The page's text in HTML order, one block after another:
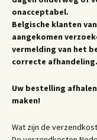
onacceptabel.
Belgische klanten
aangekomen
vermelding van het
correcte afhandeling.
Uw bestelling
maken!
Wat zijn de